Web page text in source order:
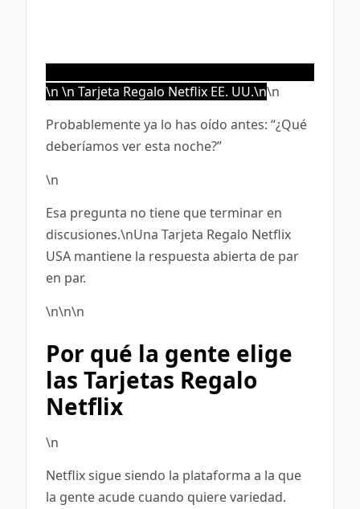
\n \n Tarjeta Regalo Netflix EE. UU.\n\n
Probablemente ya lo has oído antes: “¿Qué
deberíamos ver esta noche?”
\n
Esa pregunta no tiene que terminar en
discusiones.\nUna Tarjeta Regalo Netflix
USA mantiene la respuesta abierta de par
en par.
\n\n\n
Por qué la gente elige
las Tarjetas Regalo
Netflix
\n
Netflix sigue siendo la plataforma a la que
la gente acude cuando quiere variedad.